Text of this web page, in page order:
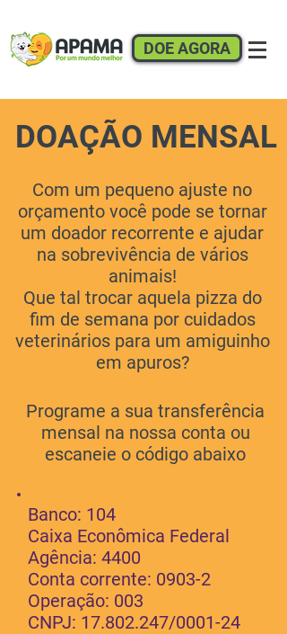
DOE AGORA
DOAÇÃO MENSAL
Programe a sua transferência
mensal na nossa conta ou
escaneie o código abaixo
Banco: 104
Caixa Econômica Federal
Agência: 4400
Conta corrente: 0903-2
Operação: 003
CNPJ: 17.802.247/0001-24
Com um pequeno ajuste no
orçamento você pode se tornar
um doador recorrente e ajudar
na sobrevivência de vários
animais!
Que tal trocar aquela pizza do
fim de semana por cuidados
veterinários para um amiguinho
em apuros?